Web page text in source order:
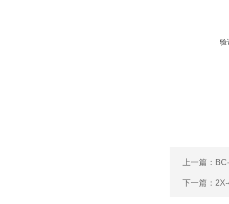
验
上一篇：
下一篇：